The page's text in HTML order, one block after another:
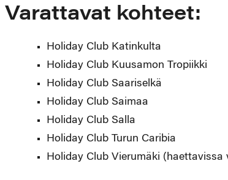
Varattavat kohteet:
Holiday Club Katinkulta
Holiday Club Kuusamon Tropiikki
Holiday Club Saariselkä
Holiday Club Saimaa
Holiday Club Salla
Holiday Club Turun Caribia
Holiday Club Vierumäki (haettavissa